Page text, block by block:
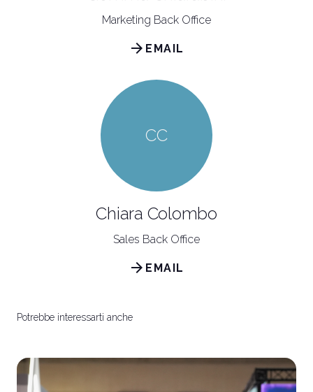
Marketing Back Office
EMAIL
arrow_forward
CC
Chiara Colombo
Sales Back Office
EMAIL
arrow_forward
Potrebbe interessarti anche